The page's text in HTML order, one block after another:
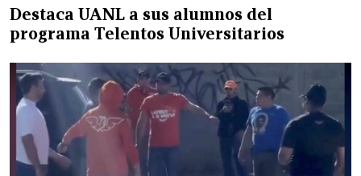
Destaca UANL a sus alumnos del
programa Telentos Universitarios